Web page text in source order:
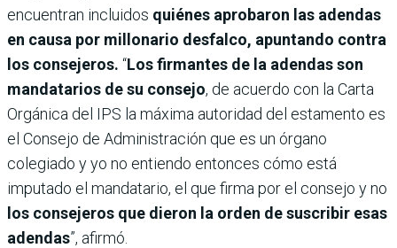
encuentran incluidos quiénes aprobaron las adendas
en causa por millonario desfalco, apuntando contra
los consejeros. “Los firmantes de la adendas son
mandatarios de su consejo, de acuerdo con la Carta
Orgánica del IPS la máxima autoridad del estamento es
el Consejo de Administración que es un órgano
colegiado y yo no entiendo entonces cómo está
imputado el mandatario, el que firma por el consejo y no
los consejeros que dieron la orden de suscribir esas
adendas”, afirmó.